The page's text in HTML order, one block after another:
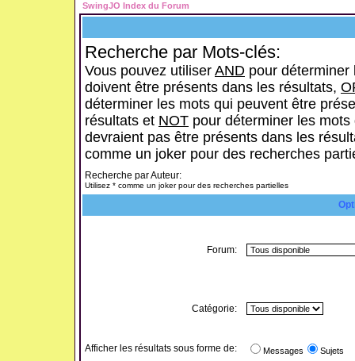
SwingJO Index du Forum
Recherche par Mots-clés:
Vous pouvez utiliser AND pour déterminer
doivent être présents dans les résultats,
déterminer les mots qui peuvent être
résultats et NOT pour déterminer les mots
devraient pas être présents dans les
comme un joker pour des recherches
Recherche par Auteur:
Utilisez * comme un joker pour des recherches partielles
Forum:
Catégorie:
Afficher les résultats sous forme de: Messages Sujets